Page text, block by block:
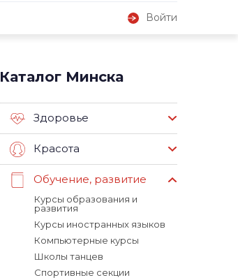
Войти
Каталог Минска
Здоровье
Красота
Обучение, развитие
Курсы образования и
развития
Курсы иностранных языков
Компьютерные курсы
Школы танцев
Спортивные секции